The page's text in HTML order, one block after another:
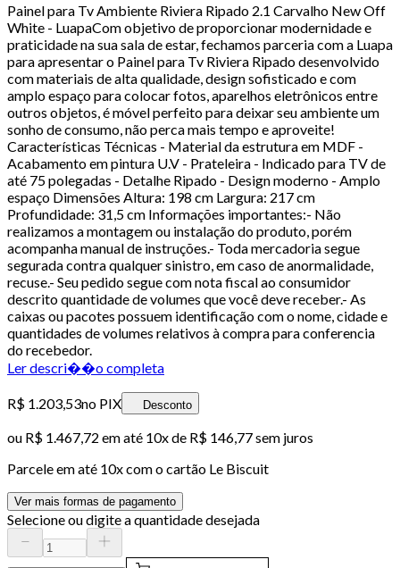
Painel para Tv Ambiente Riviera Ripado 2.1 Carvalho New Off
White - LuapaCom objetivo de proporcionar modernidade e
praticidade na sua sala de estar, fechamos parceria com a Luapa
para apresentar o Painel para Tv Riviera Ripado desenvolvido
com materiais de alta qualidade, design sofisticado e com
amplo espaço para colocar fotos, aparelhos eletrônicos entre
outros objetos, é móvel perfeito para deixar seu ambiente um
sonho de consumo, não perca mais tempo e aproveite!
Características Técnicas - Material da estrutura em MDF -
Acabamento em pintura U.V - Prateleira - Indicado para TV de
até 75 polegadas - Detalhe Ripado - Design moderno - Amplo
espaço Dimensões Altura: 198 cm Largura: 217 cm
Profundidade: 31,5 cm Informações importantes:- Não
realizamos a montagem ou instalação do produto, porém
acompanha manual de instruções.- Toda mercadoria segue
segurada contra qualquer sinistro, em caso de anormalidade,
recuse.- Seu pedido segue com nota fiscal ao consumidor
descrito quantidade de volumes que você deve receber.- As
caixas ou pacotes possuem identificação com o nome, cidade e
quantidades de volumes relativos à compra para conferencia
do recebedor.
Ler descri��o completa
R$ 1.203,53no PIX Desconto
ou R$ 1.467,72 em até 10x de R$ 146,77 sem juros
Parcele em até 10x com o cartão Le Biscuit
Ver mais formas de pagamento
Selecione ou digite a quantidade desejada